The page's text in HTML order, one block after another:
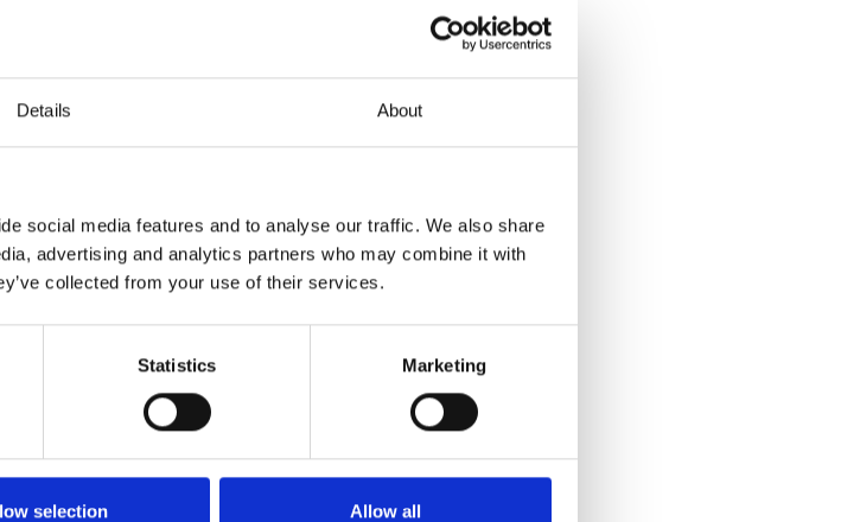
Details About
social media features and to analyse our traffic. We also share
advertising and analytics partners who may combine it with
collected from your use of their services.
Statistics Marketing
selection Allow all